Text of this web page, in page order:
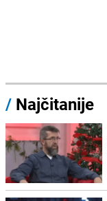
/ Najčitanije